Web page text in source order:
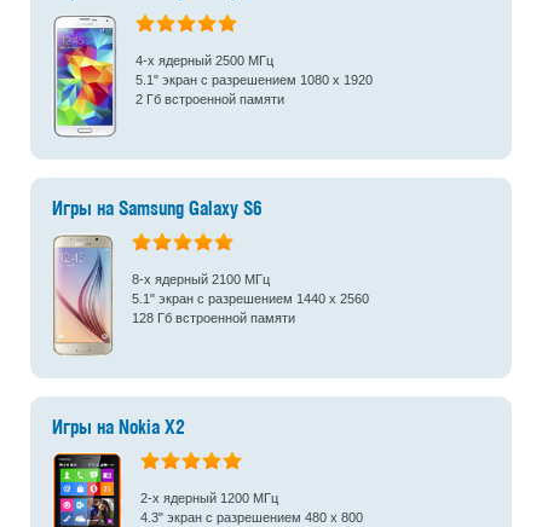
4-х ядерный 2500 МГц
5.1" экран с разрешением 1080 x 1920
2 Гб встроенной памяти
Игры на Samsung Galaxy S6
8-х ядерный 2100 МГц
5.1" экран с разрешением 1440 x 2560
128 Гб встроенной памяти
Игры на Nokia X2
2-х ядерный 1200 МГц
4.3" экран с разрешением 480 x 800